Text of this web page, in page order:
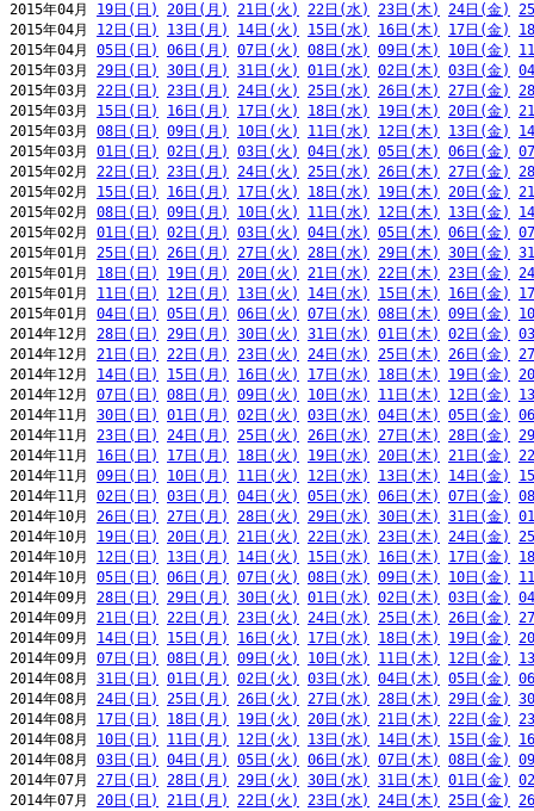
2015年04月 19日(日) 20日(月) 21日(火) 22日(水) 23日(木) 24日(金)
2015年04月 12日(日) 13日(月) 14日(火) 15日(水) 16日(木) 17日(金)
2015年04月 05日(日) 06日(月) 07日(火) 08日(水) 09日(木) 10日(金)
2015年03月 29日(日) 30日(月) 31日(火) 01日(水) 02日(木) 03日(金)
2015年03月 22日(日) 23日(月) 24日(火) 25日(水) 26日(木) 27日(金)
2015年03月 15日(日) 16日(月) 17日(火) 18日(水) 19日(木) 20日(金)
2015年03月 08日(日) 09日(月) 10日(火) 11日(水) 12日(木) 13日(金)
2015年03月 01日(日) 02日(月) 03日(火) 04日(水) 05日(木) 06日(金)
2015年02月 22日(日) 23日(月) 24日(火) 25日(水) 26日(木) 27日(金)
2015年02月 15日(日) 16日(月) 17日(火) 18日(水) 19日(木) 20日(金)
2015年02月 08日(日) 09日(月) 10日(火) 11日(水) 12日(木) 13日(金)
2015年02月 01日(日) 02日(月) 03日(火) 04日(水) 05日(木) 06日(金)
2015年01月 25日(日) 26日(月) 27日(火) 28日(水) 29日(木) 30日(金)
2015年01月 18日(日) 19日(月) 20日(火) 21日(水) 22日(木) 23日(金)
2015年01月 11日(日) 12日(月) 13日(火) 14日(水) 15日(木) 16日(金)
2015年01月 04日(日) 05日(月) 06日(火) 07日(水) 08日(木) 09日(金)
2014年12月 28日(日) 29日(月) 30日(火) 31日(水) 01日(木) 02日(金)
2014年12月 21日(日) 22日(月) 23日(火) 24日(水) 25日(木) 26日(金)
2014年12月 14日(日) 15日(月) 16日(火) 17日(水) 18日(木) 19日(金)
2014年12月 07日(日) 08日(月) 09日(火) 10日(水) 11日(木) 12日(金)
2014年11月 30日(日) 01日(月) 02日(火) 03日(水) 04日(木) 05日(金)
2014年11月 23日(日) 24日(月) 25日(火) 26日(水) 27日(木) 28日(金)
2014年11月 16日(日) 17日(月) 18日(火) 19日(水) 20日(木) 21日(金)
2014年11月 09日(日) 10日(月) 11日(火) 12日(水) 13日(木) 14日(金)
2014年11月 02日(日) 03日(月) 04日(火) 05日(水) 06日(木) 07日(金)
2014年10月 26日(日) 27日(月) 28日(火) 29日(水) 30日(木) 31日(金)
2014年10月 19日(日) 20日(月) 21日(火) 22日(水) 23日(木) 24日(金)
2014年10月 12日(日) 13日(月) 14日(火) 15日(水) 16日(木) 17日(金)
2014年10月 05日(日) 06日(月) 07日(火) 08日(水) 09日(木) 10日(金)
2014年09月 28日(日) 29日(月) 30日(火) 01日(水) 02日(木) 03日(金)
2014年09月 21日(日) 22日(月) 23日(火) 24日(水) 25日(木) 26日(金)
2014年09月 14日(日) 15日(月) 16日(火) 17日(水) 18日(木) 19日(金)
2014年09月 07日(日) 08日(月) 09日(火) 10日(水) 11日(木) 12日(金)
2014年08月 31日(日) 01日(月) 02日(火) 03日(水) 04日(木) 05日(金)
2014年08月 24日(日) 25日(月) 26日(火) 27日(水) 28日(木) 29日(金)
2014年08月 17日(日) 18日(月) 19日(火) 20日(水) 21日(木) 22日(金)
2014年08月 10日(日) 11日(月) 12日(火) 13日(水) 14日(木) 15日(金)
2014年08月 03日(日) 04日(月) 05日(火) 06日(水) 07日(木) 08日(金)
2014年07月 27日(日) 28日(月) 29日(火) 30日(水) 31日(木) 01日(金)
2014年07月 20日(日) 21日(月) 22日(火) 23日(水) 24日(木) 25日(金)